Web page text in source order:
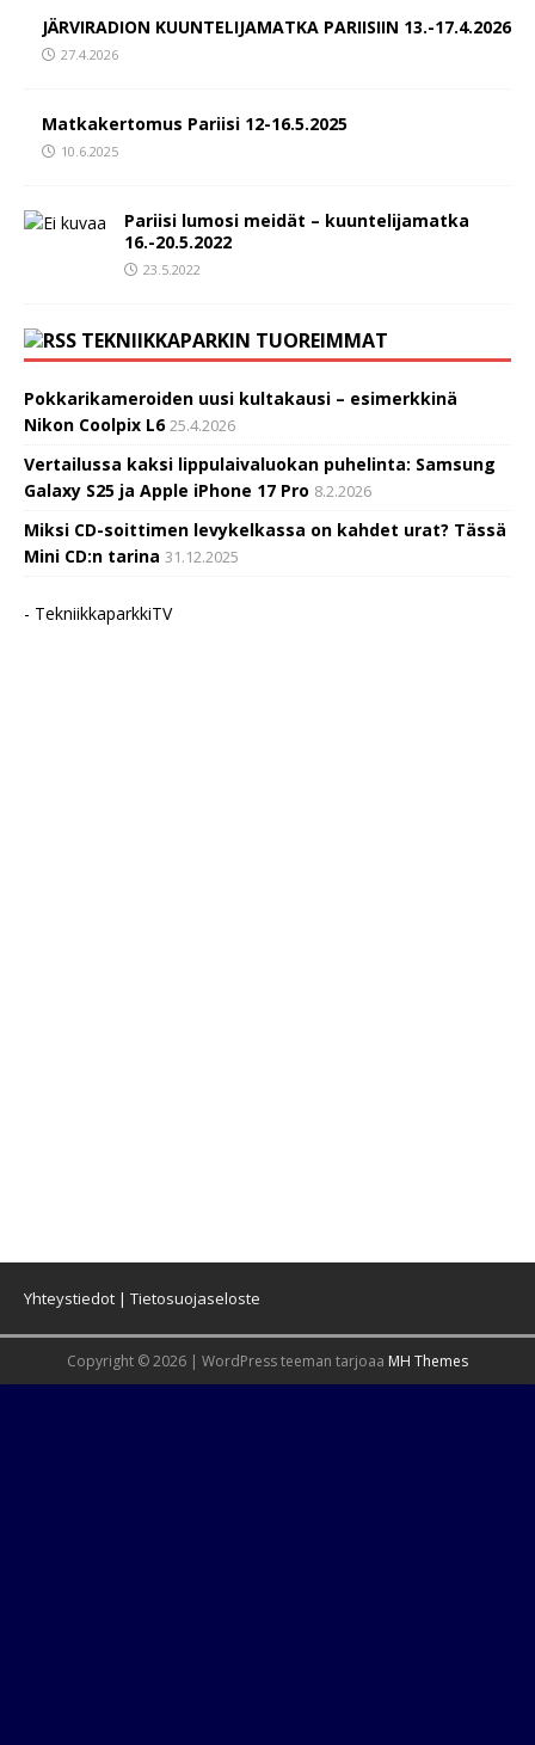
JÄRVIRADION KUUNTELIJAMATKA PARIISIIN 13.-17.4.2026
27.4.2026
Matkakertomus Pariisi 12-16.5.2025
10.6.2025
Pariisi lumosi meidät – kuuntelijamatka
16.-20.5.2022
23.5.2022
TEKNIIKKAPARKIN TUOREIMMAT
Pokkarikameroiden uusi kultakausi – esimerkkinä
Nikon Coolpix L6 25.4.2026
Vertailussa kaksi lippulaivaluokan puhelinta: Samsung
Galaxy S25 ja Apple iPhone 17 Pro 8.2.2026
Miksi CD-soittimen levykelkassa on kahdet urat? Tässä
Mini CD:n tarina 31.12.2025
- TekniikkaparkkiTV
Yhteystiedot | Tietosuojaseloste
Copyright © 2026 | WordPress teeman tarjoaa MH Themes